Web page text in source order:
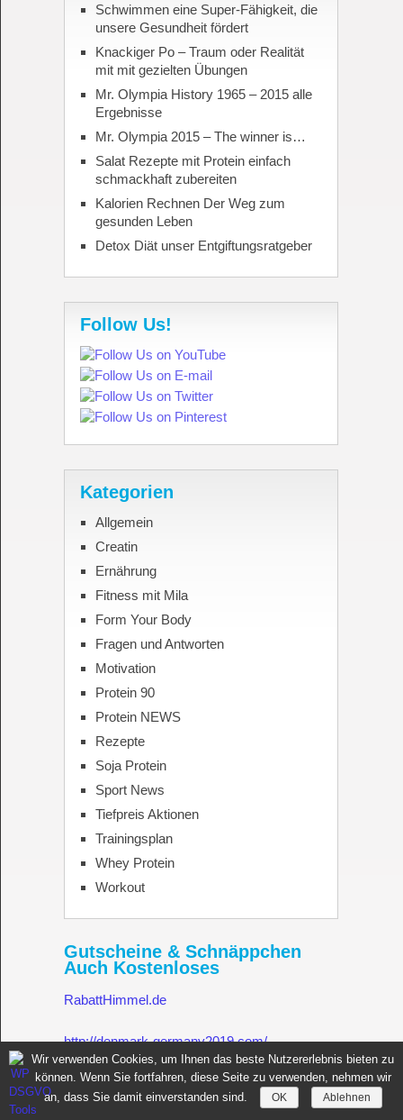
Schwimmen eine Super-Fähigkeit, die
unsere Gesundheit fördert
Knackiger Po – Traum oder Realität
mit mit gezielten Übungen
Mr. Olympia History 1965 – 2015 alle
Ergebnisse
Mr. Olympia 2015 – The winner is…
Salat Rezepte mit Protein einfach
schmackhaft zubereiten
Kalorien Rechnen Der Weg zum
gesunden Leben
Detox Diät unser Entgiftungsratgeber
Follow Us!
Kategorien
Allgemein
Creatin
Ernährung
Fitness mit Mila
Form Your Body
Fragen und Antworten
Motivation
Protein 90
Protein NEWS
Rezepte
Soja Protein
Sport News
Tiefpreis Aktionen
Trainingsplan
Whey Protein
Workout
Gutscheine & Schnäppchen
Auch Kostenloses
RabattHimmel.de
http://denmark-germany2019.com/
Gutschein.Rabatthimmel.de
Wir verwenden Cookies, um Ihnen das beste Nutzererlebnis bieten zu
können. Wenn Sie fortfahren, diese Seite zu verwenden, nehmen wir
an, dass Sie damit einverstanden sind.
OK Ablehnen